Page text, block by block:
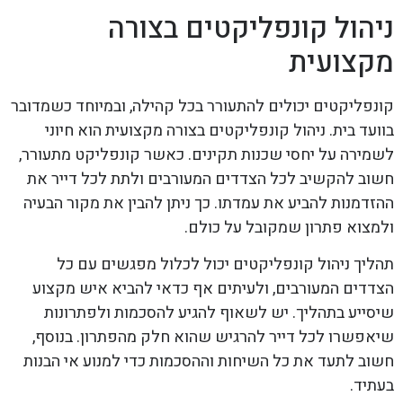
ניהול קונפליקטים בצורה
מקצועית
קונפליקטים יכולים להתעורר בכל קהילה, ובמיוחד כשמדובר
בוועד בית. ניהול קונפליקטים בצורה מקצועית הוא חיוני
לשמירה על יחסי שכנות תקינים. כאשר קונפליקט מתעורר,
חשוב להקשיב לכל הצדדים המעורבים ולתת לכל דייר את
ההזדמנות להביע את עמדתו. כך ניתן להבין את מקור הבעיה
ולמצוא פתרון שמקובל על כולם.
תהליך ניהול קונפליקטים יכול לכלול מפגשים עם כל
הצדדים המעורבים, ולעיתים אף כדאי להביא איש מקצוע
שיסייע בתהליך. יש לשאוף להגיע להסכמות ולפתרונות
שיאפשרו לכל דייר להרגיש שהוא חלק מהפתרון. בנוסף,
חשוב לתעד את כל השיחות וההסכמות כדי למנוע אי הבנות
בעתיד.